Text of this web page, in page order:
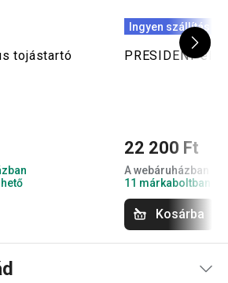
tojástartó
Ingyen szállítás
PRESIDENT
22 200 Ft
A webáruházban
11 márkaboltban
Kosárba